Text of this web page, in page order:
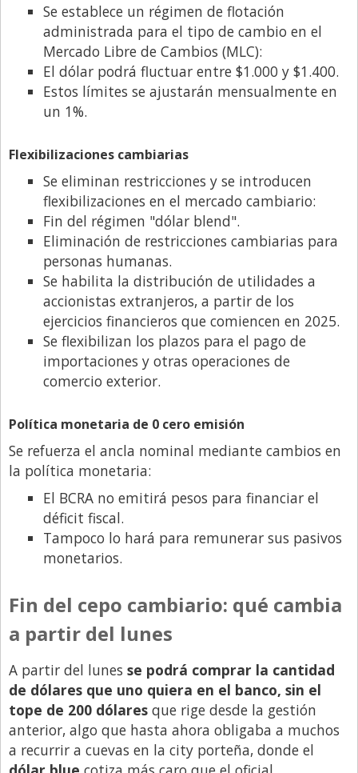
Se establece un régimen de flotación
administrada para el tipo de cambio en el
Mercado Libre de Cambios (MLC):
El dólar podrá fluctuar entre $1.000 y $1.400.
Estos límites se ajustarán mensualmente en
un 1%.
Flexibilizaciones cambiarias
Se eliminan restricciones y se introducen
flexibilizaciones en el mercado cambiario:
Fin del régimen "dólar blend".
Eliminación de restricciones cambiarias para
personas humanas.
Se habilita la distribución de utilidades a
accionistas extranjeros, a partir de los
ejercicios financieros que comiencen en 2025.
Se flexibilizan los plazos para el pago de
importaciones y otras operaciones de
comercio exterior.
Política monetaria de 0 cero emisión
Se refuerza el ancla nominal mediante cambios en
la política monetaria:
El BCRA no emitirá pesos para financiar el
déficit fiscal.
Tampoco lo hará para remunerar sus pasivos
monetarios.
Fin del cepo cambiario: qué cambia
a partir del lunes
A partir del lunes se podrá comprar la cantidad
de dólares que uno quiera en el banco, sin el
tope de 200 dólares que rige desde la gestión
anterior, algo que hasta ahora obligaba a muchos
a recurrir a cuevas en la city porteña, donde el